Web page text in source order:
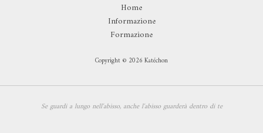
Home
Informazione
Formazione
Copyright © 2026 Katéchon
Se guardi a lungo nell'abisso, anche l'abisso guarderà dentro di te